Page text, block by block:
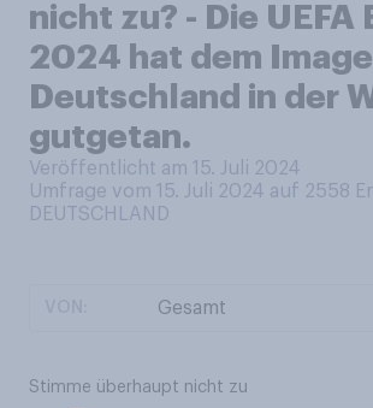
nicht zu? - Die UEFA
2024 hat dem
Deutschland in der
gutgetan.
Veröffentlicht am 15. Juli 2024
Umfrage vom 15. Juli 2024 auf 2558
DEUTSCHLAND
Stimme überhaupt nicht zu